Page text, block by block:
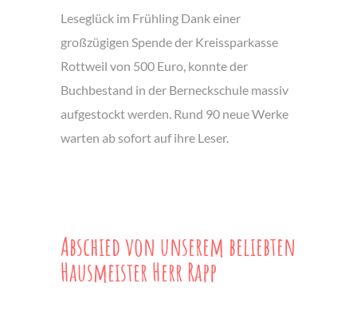
Leseglück im Frühling Dank einer
großzügigen Spende der Kreissparkasse
Rottweil von 500 Euro, konnte der
Buchbestand in der Berneckschule massiv
aufgestockt werden. Rund 90 neue Werke
warten ab sofort auf ihre Leser.
Abschied von unserem beliebten
Hausmeister Herr Rapp